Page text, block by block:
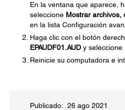
En la ventana que aparece,
seleccione Mostrar archivos,
en la lista Configuración
Haga clic con el botón
EPAUDF01.AUD y seleccione
Reinicie su computadora e
Publicado: 26 ago 2021